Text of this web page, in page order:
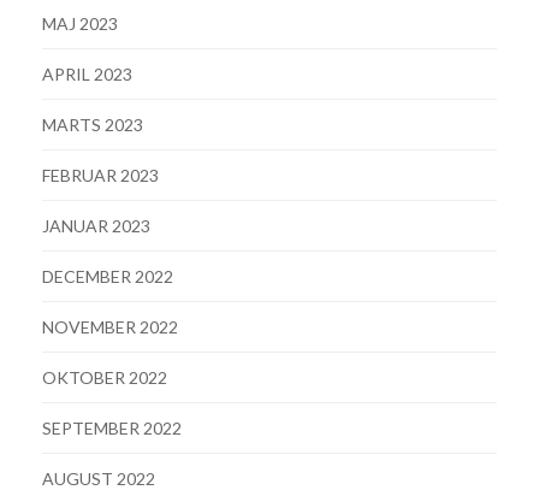
MAJ 2023
APRIL 2023
MARTS 2023
FEBRUAR 2023
JANUAR 2023
DECEMBER 2022
NOVEMBER 2022
OKTOBER 2022
SEPTEMBER 2022
AUGUST 2022